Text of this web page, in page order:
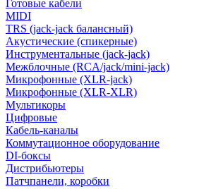
Готовые кабели
MIDI
TRS (jack-jack балансный)
Акустические (спикерные)
Инструментальные (jack-jack)
Межблочные (RCA/jack/mini-jack)
Микрофонные (XLR-jack)
Микрофонные (XLR-XLR)
Мультикоры
Цифровые
Кабель-каналы
Коммутационное оборудование
DI-боксы
Дистрибьютеры
Патчпанели, коробки